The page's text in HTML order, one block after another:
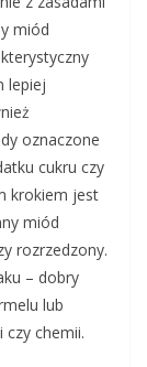
miód
lepiej
oznaczone
cukru czy
krokiem jest
miód
rozrzedzony.
– dobry
lub
chemii.